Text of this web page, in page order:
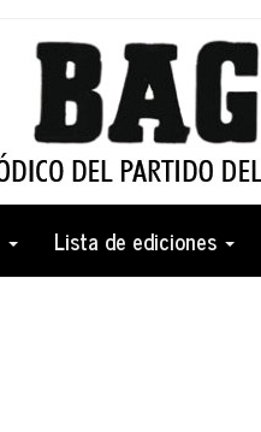
Lista de ediciones